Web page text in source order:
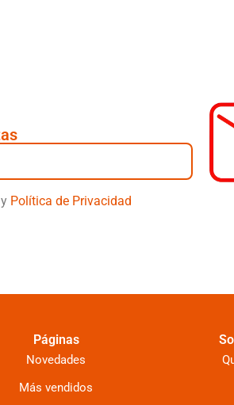
Política de Privacidad
Páginas
Novedades
Más vendidos